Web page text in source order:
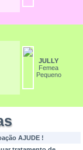
JULLY
Femea
Pequeno
AJUDE !